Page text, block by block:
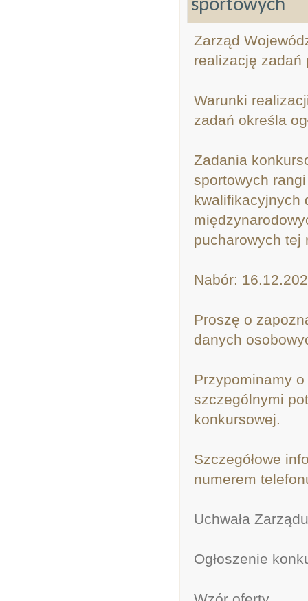
sportowych
Zarząd
realizację zadań
Warunki
zadań określa
Zadania
sportowych
kwalifikacyjnych
pucharowych tej
Nabór:
Proszę o
danych
Przypominamy
szczególnymi
konkursowej.
Szczegółowe
numerem
Uchwała
Ogłoszenie